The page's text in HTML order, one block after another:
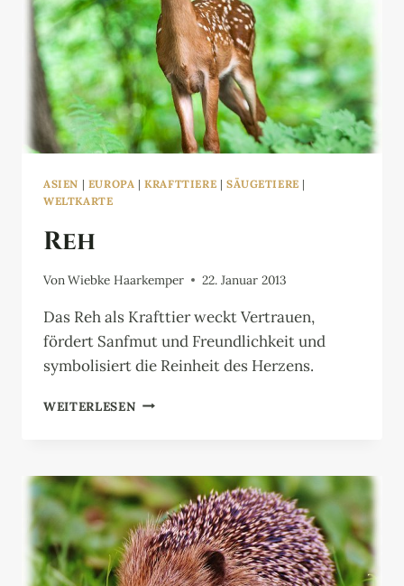
ASIEN | EUROPA |KRAFTTIERE | SÄUGETIERE |
WELTKARTE
Reh
VonWiebke Haarkemper 22. Januar 2013
Das Reh als Krafttier weckt Vertrauen,
fördert Sanfmut und Freundlichkeit und
symbolisiert die Reinheit des Herzens.
WEITERLESEN REH